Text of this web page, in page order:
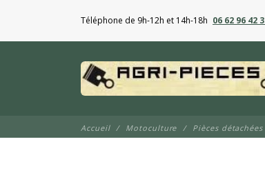
Téléphone de 9h-12h et 14h-18h 06 62 96 42
Accueil Motoculture Pièces